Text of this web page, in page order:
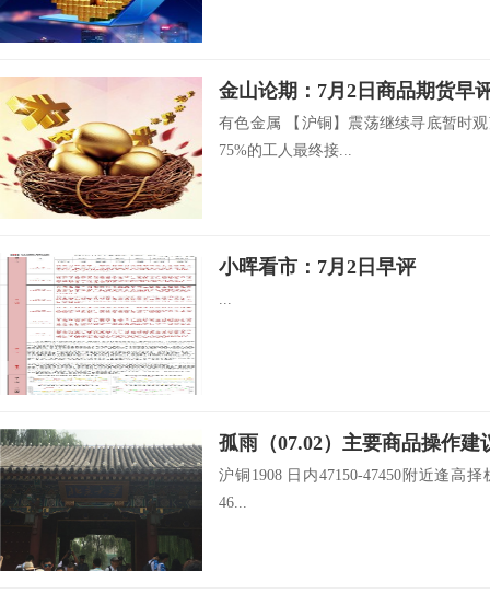
金山论期：7月2日商品期货早
有色金属 【沪铜】震荡继续寻底暂时观
75%的工人最终接...
小晖看市：7月2日早评
孤雨（07.02）主要商品操作建
沪铜1908 日内47150-47450附近逢高
46...